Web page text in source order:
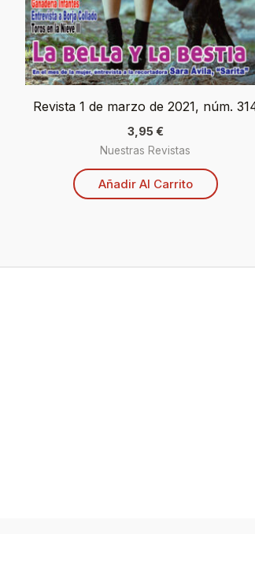
Revista 1 de marzo de 2021, núm.
3,95 €
Nuestras Revistas
Añadir Al Carrito